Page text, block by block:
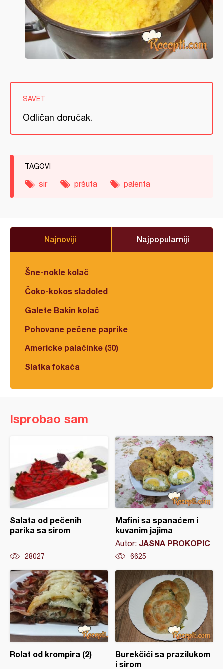
SAVET
Odličan doručak.
TAGOVI
sir pršuta palenta
Najnoviji Najpopularniji
Šne-nokle kolač
Čoko-kokos sladoled
Galete Bakin kolač
Pohovane pečene paprike
Americke palačinke (30)
Slatka fokača
Isprobao sam
Salata od pečenih
parika sa sirom
28027
Mafini sa spanaćem i
kuvanim jajima
Autor: JASNA PROKOPIC
6625
Rolat od krompira (2)
Burekčići sa prazilukom
i sirom